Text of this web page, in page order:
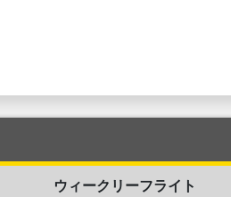
ウィークリーフライト